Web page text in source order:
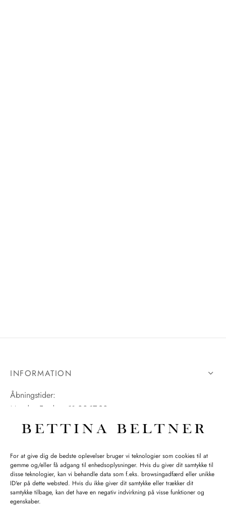
For at give dig de bedste oplevelser bruger vi teknologier som cookies til at
gemme og/eller få adgang til enhedsoplysninger. Hvis du giver dit samtykke til
disse teknologier, kan vi behandle data som f.eks. browsingadfærd eller unikke
ID'er på dette websted. Hvis du ikke giver dit samtykke eller trækker dit
samtykke tilbage, kan det have en negativ indvirkning på visse funktioner og
egenskaber.
INFORMATION
Åbningstider:
Mandag-Fredag: 11.00-17.30
Lørdag: 11.00-15.00
SPØRGSMÅL WEBORDRE
BUTIK BETTINA BELTNER